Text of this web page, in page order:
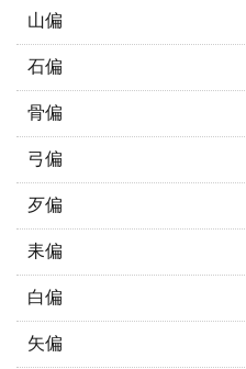
山偏
石偏
骨偏
弓偏
歹偏
耒偏
白偏
矢偏